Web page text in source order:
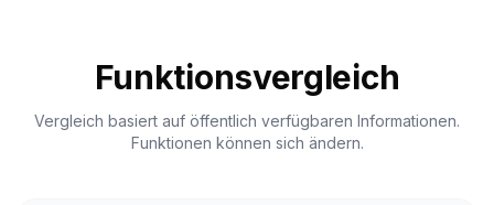
Funktionsvergleich
Vergleich basiert auf öffentlich verfügbaren Informationen.
Funktionen können sich ändern.